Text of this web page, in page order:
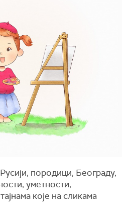
породици, Београду,
уметности,
које на сликама